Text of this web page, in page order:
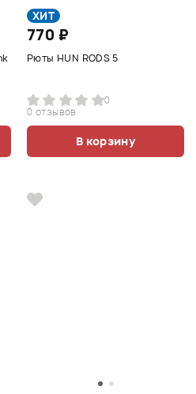
ХИТ
770 ₽
Рюты HUN RODS 5
0
0 отзывов
В корзину